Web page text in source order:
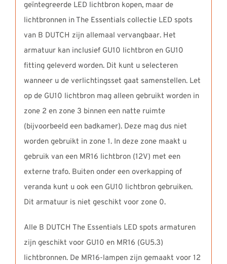
geïntegreerde LED lichtbron kopen, maar de
lichtbronnen in The Essentials collectie LED spots
van B DUTCH zijn allemaal vervangbaar. Het
armatuur kan inclusief GU10 lichtbron en GU10
fitting geleverd worden. Dit kunt u selecteren
wanneer u de verlichtingsset gaat samenstellen. Let
op de GU10 lichtbron mag alleen gebruikt worden in
zone 2 en zone 3 binnen een natte ruimte
(bijvoorbeeld een badkamer). Deze mag dus niet
worden gebruikt in zone 1. In deze zone maakt u
gebruik van een MR16 lichtbron (12V) met een
externe trafo. Buiten onder een overkapping of
veranda kunt u ook een GU10 lichtbron gebruiken.
Dit armatuur is niet geschikt voor zone 0.
Alle B DUTCH The Essentials LED spots armaturen
zijn geschikt voor GU10 en MR16 (GU5.3)
lichtbronnen. De MR16-lampen zijn gemaakt voor 12